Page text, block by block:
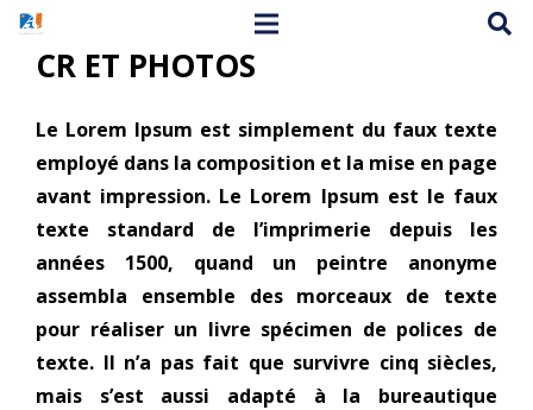
CR ET PHOTOS
Le Lorem Ipsum est simplement du faux texte
employé dans la composition et la mise en page
avant impression. Le Lorem Ipsum est le faux
texte standard de l’imprimerie depuis les
années 1500, quand un peintre anonyme
assembla ensemble des morceaux de texte
pour réaliser un livre spécimen de polices de
texte. Il n’a pas fait que survivre cinq siècles,
mais s’est aussi adapté à la bureautique